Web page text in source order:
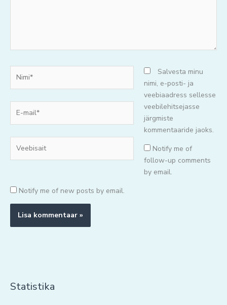
mail*
Salvesta minu
nimi, e-posti- ja
veebiaadress sellesse
veebilehitsejasse
järgmiste
kommentaaride jaoks.
Notify me of
follow-up comments
by email.
Notify me of new posts by email.
Statistika